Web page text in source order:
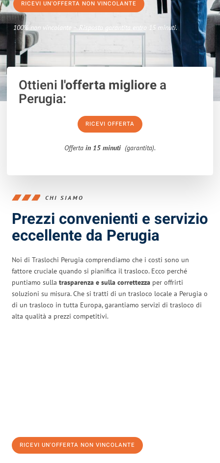
RICEVI UN'OFFERTA NON VINCOLANTE
100% non vincolante – Risposta garantita entro 15 minuti.
Ottieni l'offerta migliorea
Perugia:
RICEVI OFFERTA
Offerta in 15 minuti (garantita).
CHI SIAMO
Prezzi convenienti e servizio
eccellente da Perugia
Noi di Traslochi Perugia comprendiamo che i costi sono un
fattore cruciale quando si pianifica il trasloco. Ecco perché
puntiamo sulla trasparenza e sulla correttezza per offrirti
soluzioni su misura. Che si tratti di un trasloco locale a Perugia o
di un trasloco in tutta Europa, garantiamo servizi di trasloco di
alta qualità a prezzi competitivi.
RICEVI UN'OFFERTA NON VINCOLANTE